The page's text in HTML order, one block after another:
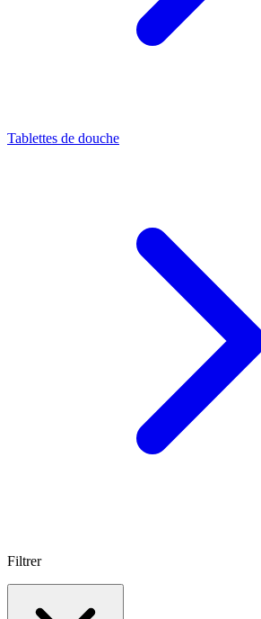
Tablettes de douche
Filtrer